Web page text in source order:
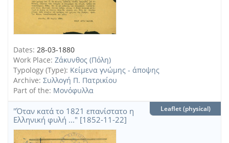
Dates: 28-03-1880
Work Place: Ζάκυνθος (Πόλη)
Typology (Type): Κείμενα γνώμης - άποψης
Archive: Συλλογή Π. Πατρικίου
Part of the: Μονόφυλλα
"Όταν κατά το 1821 επανίστατο η
Ελληνική φυλή ..." [1852-11-22]
Leaflet (physical)